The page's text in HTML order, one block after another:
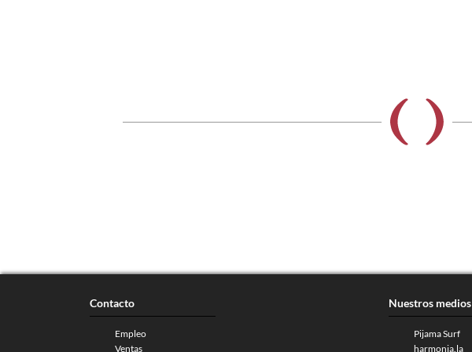
Contacto
Empleo
Ventas
Nuestros medios
Pijama Surf
harmonia.la